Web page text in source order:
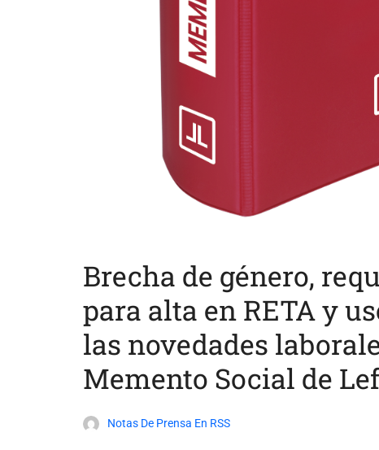
Brecha de género,
para alta en RETA y
las novedades
Memento Social de
Notas De Prensa En RSS